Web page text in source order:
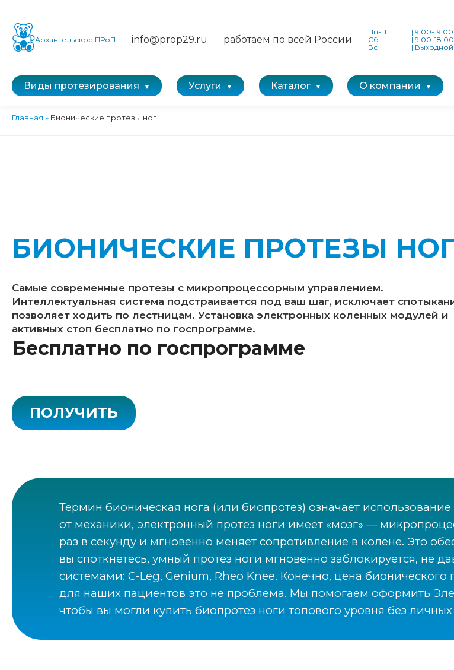
Архангельское ПРоП info@prop29.ru работаем по всей России
Пн-Пт | 9:00-19:00
Сб
| 9:00-18:00
Вс
| Выходной
Виды протезирования Услуги Каталог О компании
Главная » Бионические протезы ног
БИОНИЧЕСКИЕ ПРОТЕЗЫ
Самые современные протезы с микропроцессорным управлением.
Интеллектуальная система подстраивается под ваш шаг, исключает
позволяет ходить по лестницам. Установка электронных коленных модулей и
активных стоп бесплатно по госпрограмме.
Бесплатно по госпрограмме
ПОЛУЧИТЬ
Термин бионическая нога (или биопротез) означает
от механики, электронный протез ноги имеет «мозг» —
раз в секунду и мгновенно меняет сопротивление в колене. Это
вы споткнетесь, умный протез ноги мгновенно заблокируется,
системами: C-Leg, Genium, Rheo Knee. Конечно, цена бионического
для наших пациентов это не проблема. Мы помогаем оформить
чтобы вы могли купить биопротез ноги топового уровня без